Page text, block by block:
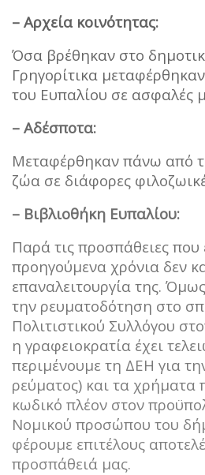
– Αρχεία κοινότητας:
Όσα βρέθηκαν στο
Γρηγορίτικα
του Ευπαλίου σε ασφαλές
– Αδέσποτα:
Μεταφέρθηκαν πάνω από
ζώα σε διάφορες
– Βιβλιοθήκη Ευπαλίου:
Παρά τις προσπάθειες που
προηγούμενα χρόνια δεν
επαναλειτουργία της.
την ρευματοδότηση στο
Πολιτιστικού Συλλόγου
η γραφειοκρατία έχει
περιμένουμε τη ΔΕΗ για
ρεύματος) και τα χρήματα
κωδικό πλέον στον
Νομικού προσώπου του
φέρουμε επιτέλους
προσπάθειά μας.